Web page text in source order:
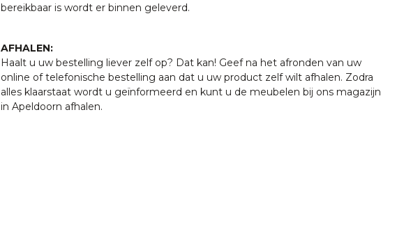
bereikbaar is wordt er binnen geleverd.
AFHALEN:
Haalt u uw bestelling liever zelf op? Dat kan! Geef na het afronden van uw
online of telefonische bestelling aan dat u uw product zelf wilt afhalen. Zodra
alles klaarstaat wordt u geïnformeerd en kunt u de meubelen bij ons magazijn
in Apeldoorn afhalen.